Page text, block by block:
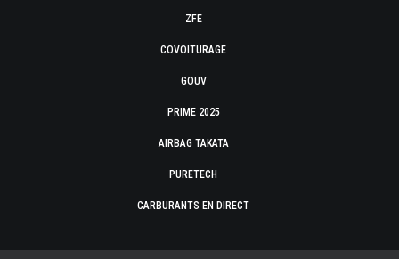
ZFE
COVOITURAGE
GOUV
PRIME 2025
AIRBAG TAKATA
PURETECH
CARBURANTS EN DIRECT